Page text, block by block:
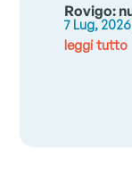
Rovigo:
7 Lug, 2026
leggi tutto